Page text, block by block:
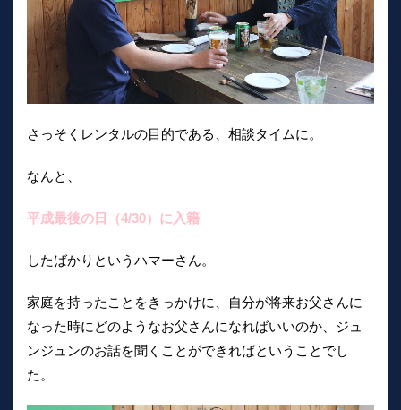
さっそくレンタルの目的である、相談タイムに。
なんと、
平成最後の日（4/30）に入籍
したばかりというハマーさん。
家庭を持ったことをきっかけに、自分が将来お父さんに
なった時にどのようなお父さんになればいいのか、ジュ
ンジュンのお話を聞くことができればということでし
た。